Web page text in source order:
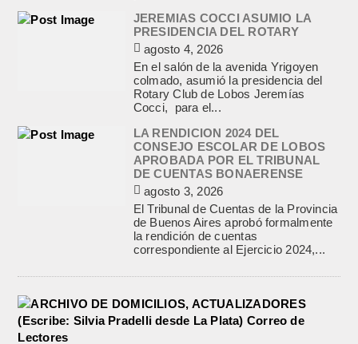
JEREMIAS COCCI ASUMIO LA
PRESIDENCIA DEL ROTARY
agosto 4, 2026
En el salón de la avenida Yrigoyen
colmado, asumió la presidencia del
Rotary Club de Lobos Jeremías
Cocci, para el...
LA RENDICION 2024 DEL
CONSEJO ESCOLAR DE LOBOS
APROBADA POR EL TRIBUNAL
DE CUENTAS BONAERENSE
agosto 3, 2026
El Tribunal de Cuentas de la Provincia
de Buenos Aires aprobó formalmente
la rendición de cuentas
correspondiente al Ejercicio 2024,...